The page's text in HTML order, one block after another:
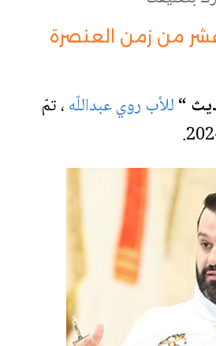
من زمن العنصرة
“للأب روي عبداللّه، تمّ